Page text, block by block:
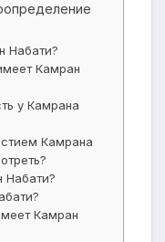
Набати?
Камран
у Камрана
Камрана
Набати?
Камран